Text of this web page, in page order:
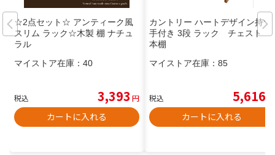
☆2点セット☆ アンティーク風
スリム ラック☆木製 棚 ナチュ
ラル
マイストア在庫： 40
税込 3,393 円
カートに入れる
カントリー ハートデザイン持ち
手付き 3段 ラック チェスト
本棚
マイストア在庫： 85
税込 5,616
カートに入れる